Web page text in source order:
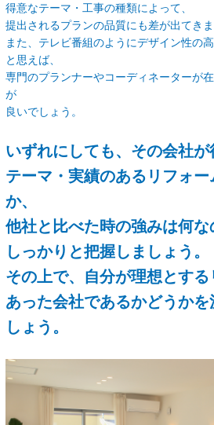
得意なテーマ・工事の種類によって、
提出されるプランの品質にも差が出てきま
また、テレビ番組のようにデザイン性の
と思えば、
専門のプランナーやコーディネーターが
が
良いでしょう。
いずれにしても、その会社が
テーマ・実績のあるリフォ
か、
他社と比べた時の強みは何な
しっかりと把握しましょう。
その上で、自分が理想とす
あった会社であるかどうかを
しょう。